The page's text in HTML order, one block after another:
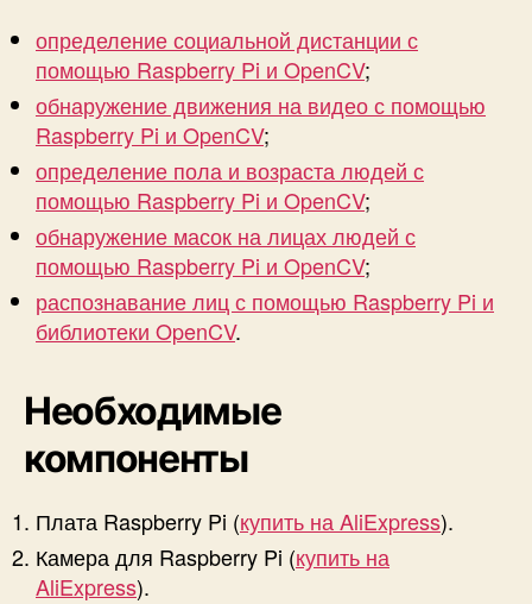
определение социальной дистанции с
помощью Raspberry Pi и OpenCV;
обнаружение движения на видео с помощью
Raspberry Pi и OpenCV;
определение пола и возраста людей с
помощью Raspberry Pi и OpenCV;
обнаружение масок на лицах людей с
помощью Raspberry Pi и OpenCV;
распознавание лиц с помощью Raspberry Pi и
библиотеки OpenCV.
Необходимые
компоненты
Плата Raspberry Pi (купить на AliExpress).
Камера для Raspberry Pi (купить на
AliExpress).